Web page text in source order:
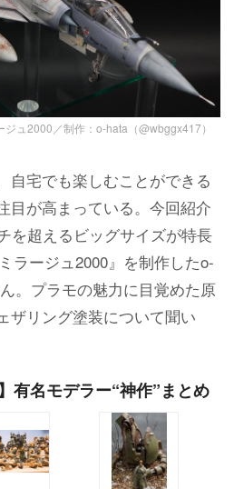
ュ2000／制作：o-hata（@wbggx417）
自宅でも楽しむことができる
目が高まっている。今回紹介
を超えるビッグサイズが特長
ラージュ2000』を制作したo-
。プラモの魅力に目覚めた原
ザリング塗装について聞い
有名モデラー“神作”まとめ